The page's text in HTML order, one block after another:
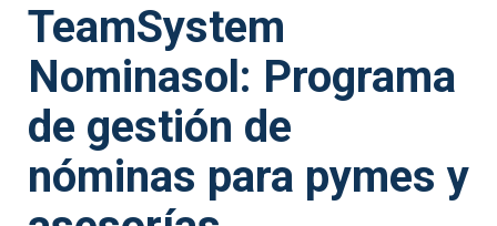
TeamSystem
Nominasol: Programa
de gestión de
nóminas para pymes y